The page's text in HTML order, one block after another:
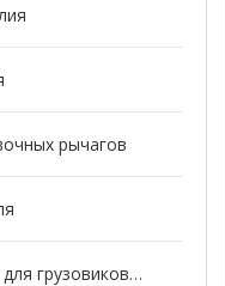
рычагов
Новые запчасти для грузовиков энергии